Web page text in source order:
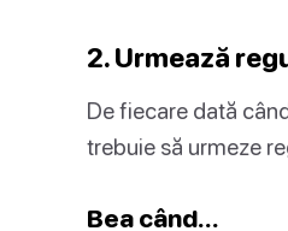
2. Urmează
De fiecare dată
trebuie să urmeze
Bea când…